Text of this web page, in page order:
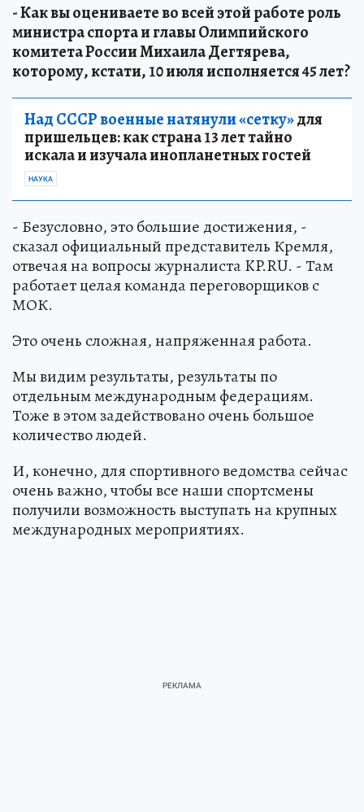
- Как вы оцениваете во всей этой работе роль
министра спорта и главы Олимпийского
комитета России Михаила Дегтярева,
которому, кстати, 10 июля исполняется 45 лет?
Над СССР военные натянули «сетку»для
пришельцев: как страна 13 лет тайно
искала и изучала инопланетных гостей
НАУКА
- Безусловно, это большие достижения, -
сказал официальный представитель Кремля,
отвечая на вопросы журналиста KP.RU. - Там
работает целая команда переговорщиков с
МОК.
Это очень сложная, напряженная работа.
Мы видим результаты, результаты по
отдельным международным федерациям.
Тоже в этом задействовано очень большое
количество людей.
И, конечно, для спортивного ведомства сейчас
очень важно, чтобы все наши спортсмены
получили возможность выступать на крупных
международных мероприятиях.